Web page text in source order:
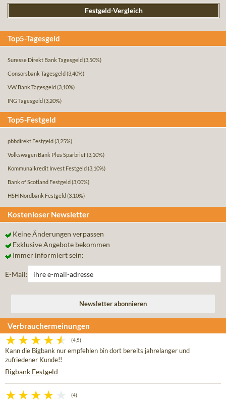
Festgeld-Vergleich
Top5-Tagesgeld
Suresse Direkt Bank Tagesgeld (3,50%)
Consorsbank Tagesgeld (3,40%)
VW Bank Tagesgeld (3,10%)
ING Tagesgeld (3,20%)
Top5-Festgeld
pbbdirekt Festgeld (3,25%)
Volkswagen Bank Plus Sparbrief(3,10%)
Kommunalkredit Invest Festgeld (3,10%)
Bank of Scotland Festgeld (3,00%)
HSH Nordbank Festgeld (3,10%)
Kostenloser Newsletter
Keine Änderungen verpassen
Exklusive Angebote bekommen
Immer informiert sein:
E-Mail:
Verbrauchermeinungen
(4,5)
Kann die Bigbank nur empfehlen bin dort bereits jahrelanger und
zufriedener Kunde!!
Bigbank Festgeld
(4)